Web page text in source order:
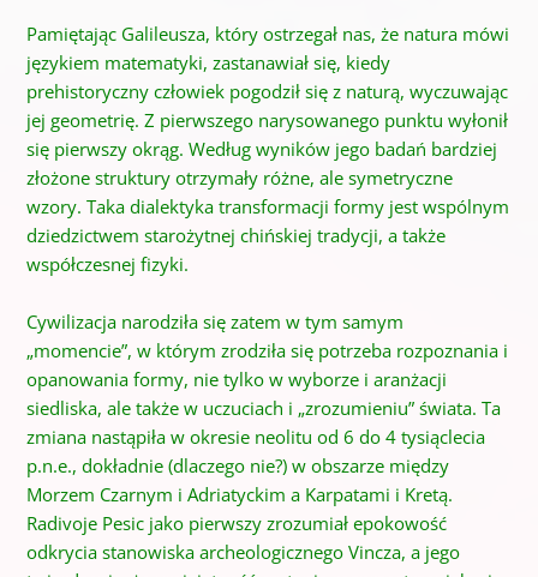
Pamiętając Galileusza, który ostrzegał nas, że natura mówi
językiem matematyki, zastanawiał się, kiedy
prehistoryczny człowiek pogodził się z naturą, wyczuwając
jej geometrię. Z pierwszego narysowanego punktu wyłonił
się pierwszy okrąg. Według wyników jego badań bardziej
złożone struktury otrzymały różne, ale symetryczne
wzory. Taka dialektyka transformacji formy jest wspólnym
dziedzictwem starożytnej chińskiej tradycji, a także
współczesnej fizyki.
Cywilizacja narodziła się zatem w tym samym
„momencie”, w którym zrodziła się potrzeba rozpoznania i
opanowania formy, nie tylko w wyborze i aranżacji
siedliska, ale także w uczuciach i „zrozumieniu” świata. Ta
zmiana nastąpiła w okresie neolitu od 6 do 4 tysiąclecia
p.n.e., dokładnie (dlaczego nie?) w obszarze między
Morzem Czarnym i Adriatyckim a Karpatami i Kretą.
Radivoje Pesic jako pierwszy zrozumiał epokowość
odkrycia stanowiska archeologicznego Vincza, a jego